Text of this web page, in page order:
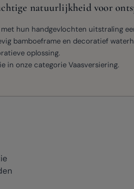
natuurlijkheid voor
met hun handgevlochten uitstraling
bamboeframe en decoratief
oplossing.
in onze categorie Vaasversiering.